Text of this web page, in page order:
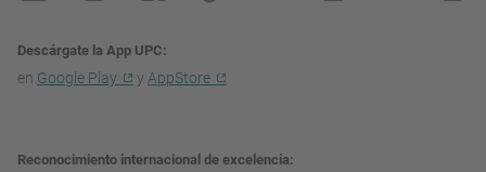
Descárgate la App UPC
en Google Play y AppStore
Reconocimiento internacional de excelencia